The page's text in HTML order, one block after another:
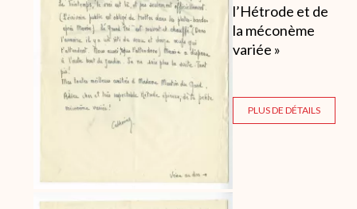
l’Hétrode et de
la méconème
variée »
PLUS DE DÉTAILS